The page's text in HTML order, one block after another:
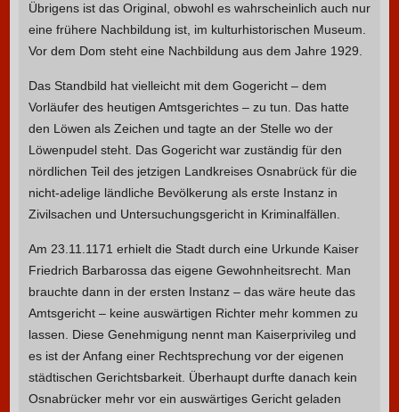
Übrigens ist das Original, obwohl es wahrscheinlich auch nur
eine frühere Nachbildung ist, im kulturhistorischen Museum.
Vor dem Dom steht eine Nachbildung aus dem Jahre 1929.
Das Standbild hat vielleicht mit dem Gogericht – dem
Vorläufer des heutigen Amtsgerichtes – zu tun. Das hatte
den Löwen als Zeichen und tagte an der Stelle wo der
Löwenpudel steht. Das Gogericht war zuständig für den
nördlichen Teil des jetzigen Landkreises Osnabrück für die
nicht-adelige ländliche Bevölkerung als erste Instanz in
Zivilsachen und Untersuchungsgericht in Kriminalfällen.
Am 23.11.1171 erhielt die Stadt durch eine Urkunde Kaiser
Friedrich Barbarossa das eigene Gewohnheitsrecht. Man
brauchte dann in der ersten Instanz – das wäre heute das
Amtsgericht – keine auswärtigen Richter mehr kommen zu
lassen. Diese Genehmigung nennt man Kaiserprivileg und
es ist der Anfang einer Rechtsprechung vor der eigenen
städtischen Gerichtsbarkeit. Überhaupt durfte danach kein
Osnabrücker mehr vor ein auswärtiges Gericht geladen